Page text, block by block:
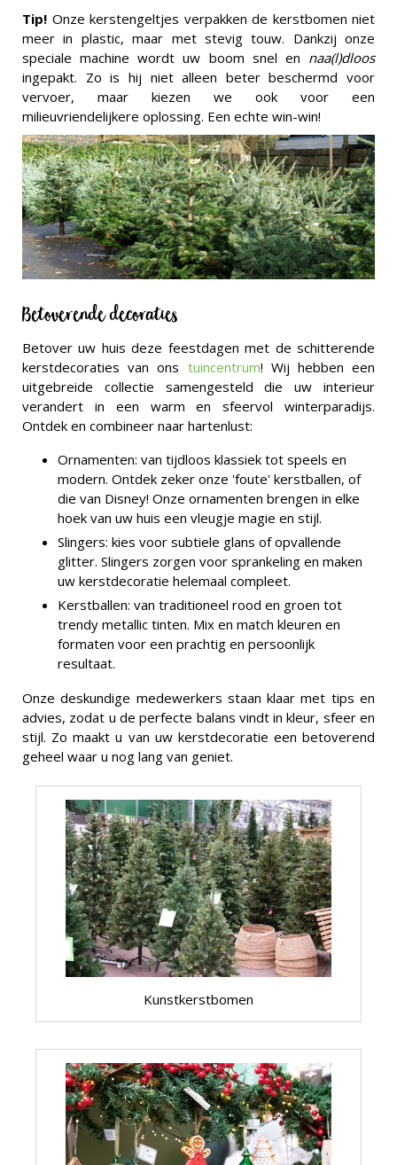
Tip! Onze kerstengeltjes verpakken de kerstbomen niet
meer in plastic, maar met stevig touw. Dankzij onze
speciale machine wordt uw boom snel en naa(l)dloos
ingepakt. Zo is hij niet alleen beter beschermd voor
vervoer, maar kiezen we ook voor een
milieuvriendelijkere oplossing. Een echte win-win!
Betoverende decoraties
Betover uw huis deze feestdagen met de schitterende
kerstdecoraties van ons tuincentrum! Wij hebben een
uitgebreide collectie samengesteld die uw interieur
verandert in een warm en sfeervol winterparadijs.
Ontdek en combineer naar hartenlust:
Ornamenten: van tijdloos klassiek tot speels en
modern. Ontdek zeker onze 'foute' kerstballen, of
die van Disney! Onze ornamenten brengen in elke
hoek van uw huis een vleugje magie en stijl.
Slingers: kies voor subtiele glans of opvallende
glitter. Slingers zorgen voor sprankeling en maken
uw kerstdecoratie helemaal compleet.
Kerstballen: van traditioneel rood en groen tot
trendy metallic tinten. Mix en match kleuren en
formaten voor een prachtig en persoonlijk
resultaat.
Onze deskundige medewerkers staan klaar met tips en
advies, zodat u de perfecte balans vindt in kleur, sfeer en
stijl. Zo maakt u van uw kerstdecoratie een betoverend
geheel waar u nog lang van geniet.
Kunstkerstbomen